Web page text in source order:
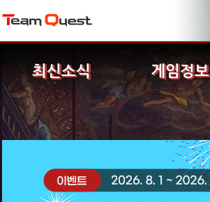
최신소식 게임정보